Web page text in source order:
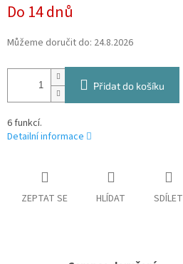
cena:
Do 14 dnů
Můžeme doručit do: 24.8.2026
Přidat do košíku
6 funkcí.
Detailní informace
ZEPTAT SE HLÍDAT SDÍLET